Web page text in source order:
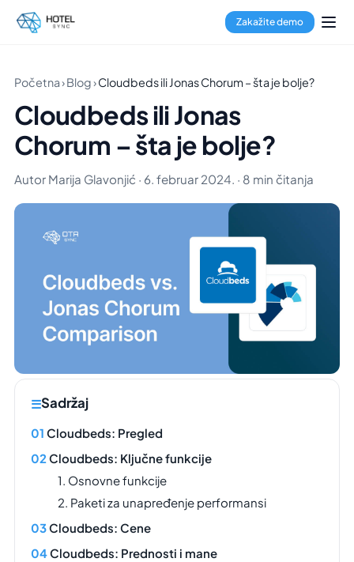
Zakažite demo
Početna›Blog›Cloudbeds ili Jonas Chorum – šta je bolje?
Cloudbeds ili Jonas
Chorum – šta je bolje?
Autor Marija Glavonjić · 6. februar 2024. · 8 min čitanja
Sadržaj
Cloudbeds: Pregled
Cloudbeds: Ključne funkcije
1. Osnovne funkcije
2. Paketi za unapređenje performansi
Cloudbeds: Cene
Cloudbeds: Prednosti i mane